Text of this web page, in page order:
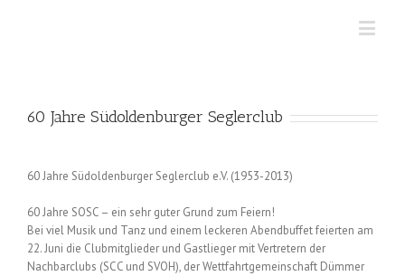
60 Jahre Südoldenburger Seglerclub
60 Jahre Südoldenburger Seglerclub e.V. (1953-2013)
60 Jahre SOSC – ein sehr guter Grund zum Feiern!
Bei viel Musik und Tanz und einem leckeren Abendbuffet feierten am
22. Juni die Clubmitglieder und Gastlieger mit Vertretern der
Nachbarclubs (SCC und SVOH), der Wettfahrtgemeinschaft Dümmer